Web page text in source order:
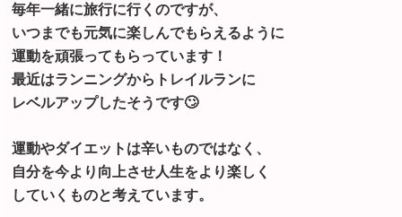
毎年一緒に旅行に行くのですが、
いつまでも元気に楽しんでもらえるように
運動を頑張ってもらっています！
最近はランニングからトレイルランに
レベルアップしたそうです🙄
運動やダイエットは辛いものではなく、
自分を今より向上させ人生をより楽しく
していくものと考えています。